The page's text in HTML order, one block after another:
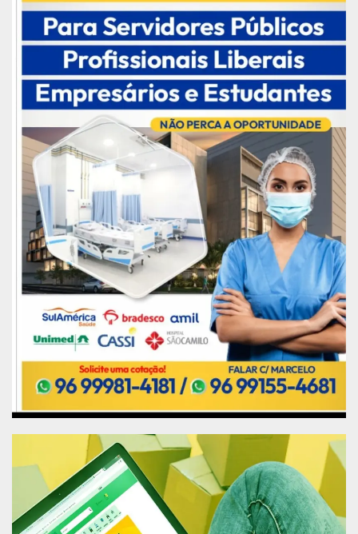
praticar em instrumentos recicláveis foi mais
difícil, aconselho que outros estudantes passem
por essa experiência, pois aprendi que podemos
fazer música com qualquer objeto”, disse a
estudante.
Já para o estudante da 1ª série do ensino médio,
Juliano Lucas Silva, ficar muito tempo em casa
alimentou a vontade de participar de novos
“Durante a pandemia fiquei muito tempo em casa
e quando vi que a escola ia retornar com uma